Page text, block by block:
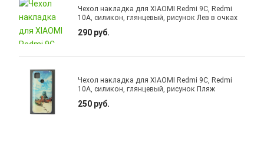
Чехол накладка для XIAOMI Redmi 9C, Redmi
10A, силикон, глянцевый, рисунок Лев в очках
290 руб.
Чехол накладка для XIAOMI Redmi 9C, Redmi
10A, силикон, глянцевый, рисунок Пляж
250 руб.